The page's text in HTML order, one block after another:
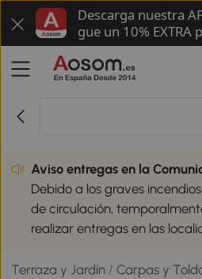
Descarga nuestra
gue un 10% EXTRA
mer pedido
Aviso entregas en la
Debido a los graves
de circulación,
realizar entregas en las
Terraza y Jardín /Carpas y